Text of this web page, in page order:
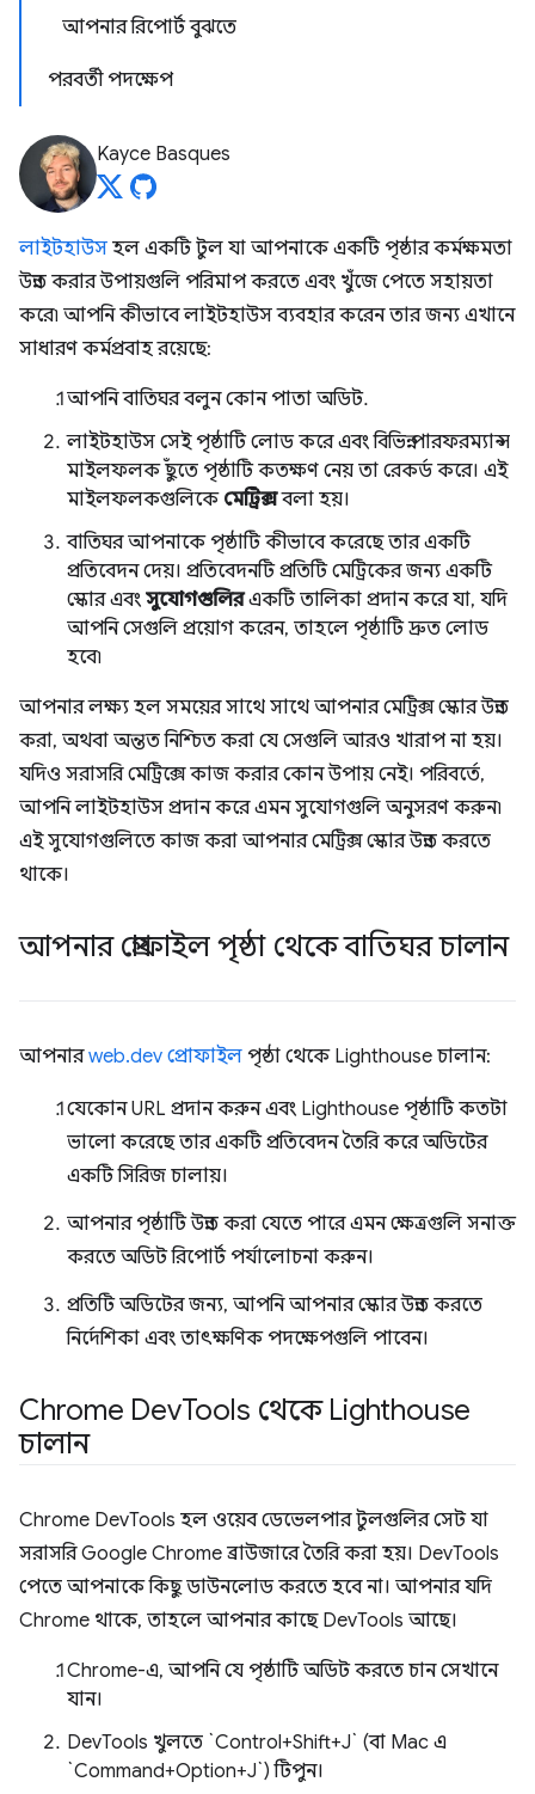
আপনার রিপোর্ট বুঝতে
পরবর্তী পদক্ষেপ
Kayce Basques
লাইটহাউস হল একটি টুল যা আপনাকে একটি পৃষ্ঠার কর্মক্ষমতা
উন্নত করার উপায়গুলি পরিমাপ করতে এবং খুঁজে পেতে সহায়তা
করে৷ আপনি কীভাবে লাইটহাউস ব্যবহার করেন তার জন্য এখানে
সাধারণ কর্মপ্রবাহ রয়েছে:
আপনি বাতিঘর বলুন কোন পাতা অডিট.
লাইটহাউস সেই পৃষ্ঠাটি লোড করে এবং বিভিন্ন পারফরম্যান্স
মাইলফলক ছুঁতে পৃষ্ঠাটি কতক্ষণ নেয় তা রেকর্ড করে। এই
মাইলফলকগুলিকে মেট্রিক্সবলা হয়।
বাতিঘর আপনাকে পৃষ্ঠাটি কীভাবে করেছে তার একটি
প্রতিবেদন দেয়। প্রতিবেদনটি প্রতিটি মেট্রিকের জন্য একটি
স্কোর এবং সুযোগগুলিরএকটি তালিকা প্রদান করে যা, যদি
আপনি সেগুলি প্রয়োগ করেন, তাহলে পৃষ্ঠাটি দ্রুত লোড
হবে৷
আপনার লক্ষ্য হল সময়ের সাথে সাথে আপনার মেট্রিক্স স্কোর উন্নত
করা, অথবা অন্তত নিশ্চিত করা যে সেগুলি আরও খারাপ না হয়।
যদিও সরাসরি মেট্রিক্সে কাজ করার কোন উপায় নেই। পরিবর্তে,
আপনি লাইটহাউস প্রদান করে এমন সুযোগগুলি অনুসরণ করুন৷
এই সুযোগগুলিতে কাজ করা আপনার মেট্রিক্স স্কোর উন্নত করতে
থাকে।
আপনার প্রোফাইল পৃষ্ঠা থেকে বাতিঘর চালান
আপনারweb.dev প্রোফাইল পৃষ্ঠা থেকে Lighthouse চালান:
যেকোন URL প্রদান করুন এবং Lighthouse পৃষ্ঠাটি কতটা
ভালো করেছে তার একটি প্রতিবেদন তৈরি করে অডিটের
একটি সিরিজ চালায়।
আপনার পৃষ্ঠাটি উন্নত করা যেতে পারে এমন ক্ষেত্রগুলি সনাক্ত
করতে অডিট রিপোর্ট পর্যালোচনা করুন।
প্রতিটি অডিটের জন্য, আপনি আপনার স্কোর উন্নত করতে
নির্দেশিকা এবং তাৎক্ষণিক পদক্ষেপগুলি পাবেন।
Chrome DevTools থেকে Lighthouse
চালান
Chrome DevTools হল ওয়েব ডেভেলপার টুলগুলির সেট যা
সরাসরি Google Chrome ব্রাউজারে তৈরি করা হয়। DevTools
পেতে আপনাকে কিছু ডাউনলোড করতে হবে না। আপনার যদি
Chrome থাকে, তাহলে আপনার কাছে DevTools আছে।
Chrome-এ, আপনি যে পৃষ্ঠাটি অডিট করতে চান সেখানে
যান।
DevTools খুলতে `Control+Shift+J` (বা Mac এ
`Command+Option+J`) টিপুন।